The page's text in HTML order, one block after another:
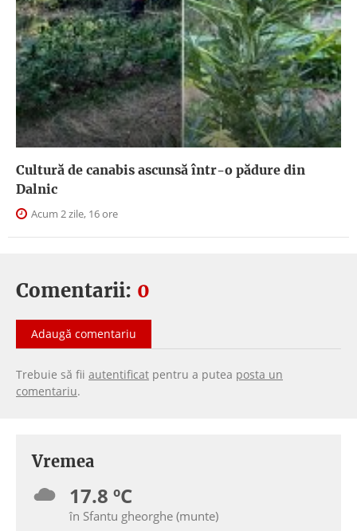
Cultură de canabis ascunsă într-o pădure din
Dalnic
Acum 2 zile, 16 ore
Comentarii: 0
Adaugă comentariu
Trebuie să fii autentificat pentru a putea posta un
comentariu.
Vremea
17.8 ºC
în Sfantu gheorghe (munte)